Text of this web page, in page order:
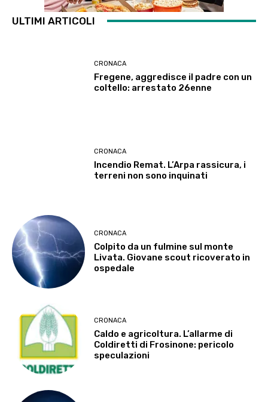
ULTIMI ARTICOLI
CRONACA
Fregene, aggredisce il padre con un
coltello: arrestato 26enne
CRONACA
Incendio Remat. L’Arpa rassicura, i
terreni non sono inquinati
CRONACA
Colpito da un fulmine sul monte
Livata. Giovane scout ricoverato in
ospedale
CRONACA
Caldo e agricoltura. L’allarme di
Coldiretti di Frosinone: pericolo
speculazioni